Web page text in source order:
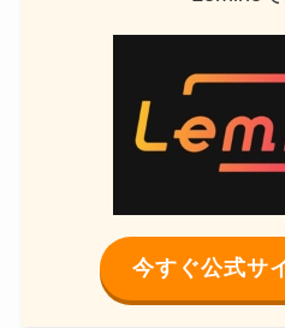
今すぐ公式サ